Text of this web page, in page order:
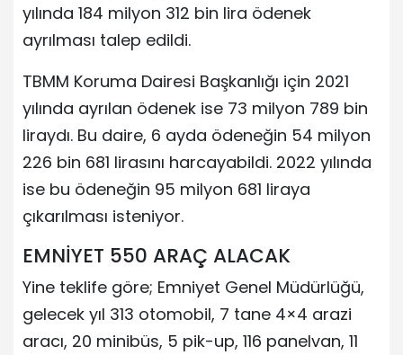
yılında 184 milyon 312 bin lira ödenek
ayrılması talep edildi.
TBMM Koruma Dairesi Başkanlığı için 2021
yılında ayrılan ödenek ise 73 milyon 789 bin
liraydı. Bu daire, 6 ayda ödeneğin 54 milyon
226 bin 681 lirasını harcayabildi. 2022 yılında
ise bu ödeneğin 95 milyon 681 liraya
çıkarılması isteniyor.
EMNİYET 550 ARAÇ ALACAK
Yine teklife göre; Emniyet Genel Müdürlüğü,
gelecek yıl 313 otomobil, 7 tane 4×4 arazi
aracı, 20 minibüs, 5 pik-up, 116 panelvan, 11